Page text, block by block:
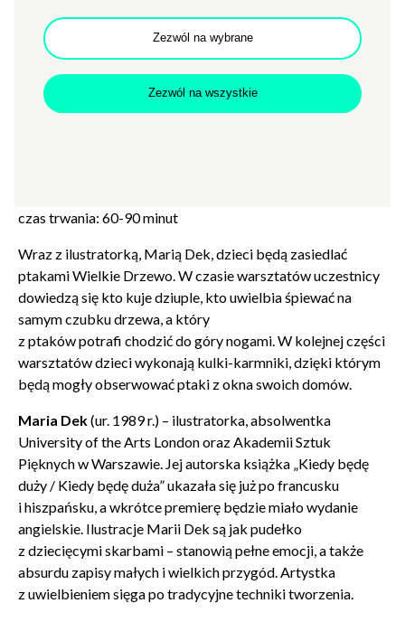
Akademii Muzycznej w Poznaniu.
PTASIE WARSZTATY
czas trwania: 60-90 minut
Wraz z ilustratorką, Marią Dek, dzieci będą zasiedlać
ptakami Wielkie Drzewo. W czasie warsztatów uczestnicy
dowiedzą się kto kuje dziuple, kto uwielbia śpiewać na
samym czubku drzewa, a który
z ptaków potrafi chodzić do góry nogami. W kolejnej części
warsztatów dzieci wykonają kulki-karmniki, dzięki którym
będą mogły obserwować ptaki z okna swoich domów.
Maria Dek(ur. 1989 r.) – ilustratorka, absolwentka
University of the Arts London oraz Akademii Sztuk
Pięknych w Warszawie. Jej autorska książka „Kiedy będę
duży / Kiedy będę duża” ukazała się już po francusku
i hiszpańsku, a wkrótce premierę będzie miało wydanie
angielskie. Ilustracje Marii Dek są jak pudełko
z dziecięcymi skarbami – stanowią pełne emocji, a także
absurdu zapisy małych i wielkich przygód. Artystka
z uwielbieniem sięga po tradycyjne techniki tworzenia.
Zezwól na wybrane
Zezwól na wszystkie